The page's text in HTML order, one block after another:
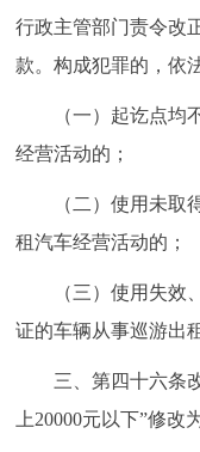
ESPAÑOL
行政主管部门责令改
款。构成犯罪的，依
（一）起讫点均不
经营活动的；
（二）使用未取得
租汽车经营活动的；
（三）使用失效、
证的车辆从事巡游出
三、第四十六条改
上20000元以下”修改